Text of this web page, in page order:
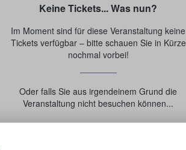
Keine Tickets... Was nun?
Im Moment sind für diese Veranstaltung keine
Tickets verfügbar – bitte schauen Sie in Kürze
nochmal vorbei!
Oder falls Sie aus irgendeinem Grund die
Veranstaltung nicht besuchen können...